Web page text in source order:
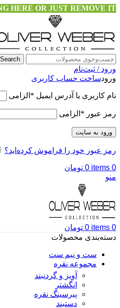
HERE OR JUST REMOVE IT…
Search
ورود / ثبت‌نام
ورودساخت حساب کاربری
نام کاربری یا آدرس ایمیل * الزامی
رمز عبور * الزامی
ورود به سایت
رمز عبور خود را فراموش کرده‌اید؟
0
items
0 تومان
منو
0
items
0 تومان
دسته‌بندی محصولات
ست و نیم ست
مجموعه نقره
آویز و گردنبند
انگشتر
پیرسینگ نقره
دستبند